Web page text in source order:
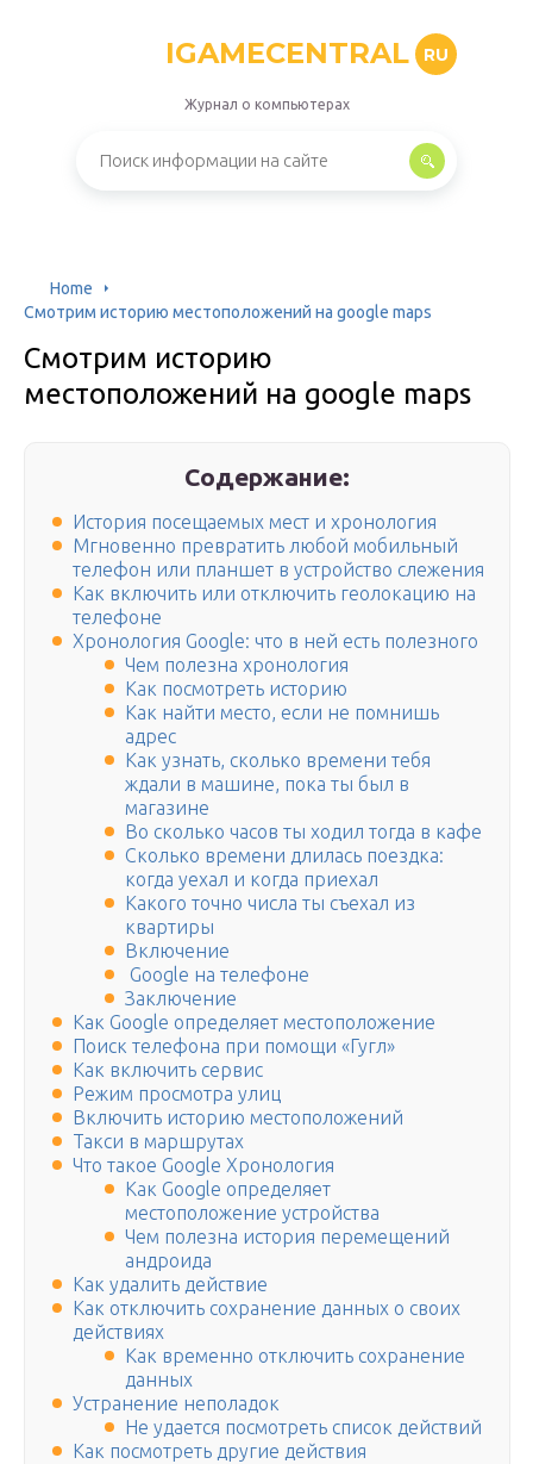
IGAMECENTRAL RU
Журнал о компьютерах
Home
Смотрим историю местоположений на google maps
Смотрим историю
местоположений на google maps
Содержание:
История посещаемых мест и хронология
Мгновенно превратить любой мобильный
телефон или планшет в устройство слежения
Как включить или отключить геолокацию на
телефоне
Хронология Google: что в ней есть полезного
Чем полезна хронология
Как посмотреть историю
Как найти место, если не помнишь
адрес
Как узнать, сколько времени тебя
ждали в машине, пока ты был в
магазине
Во сколько часов ты ходил тогда в кафе
Cколько времени длилась поездка:
когда уехал и когда приехал
Какого точно числа ты съехал из
квартиры
Включение
Google на телефоне
Заключение
Как Google определяет местоположение
Поиск телефона при помощи «Гугл»
Как включить сервис
Режим просмотра улиц
Включить историю местоположений
Такси в маршрутах
Что такое Google Хронология
Как Google определяет
местоположение устройства
Чем полезна история перемещений
андроида
Как удалить действие
Как отключить сохранение данных о своих
действиях
Как временно отключить сохранение
данных
Устранение неполадок
Не удается посмотреть список действий
Как посмотреть другие действия